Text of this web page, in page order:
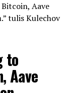
Aave
tulis Kulechov
to
Aave